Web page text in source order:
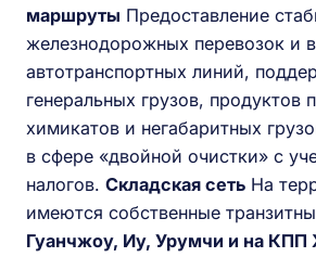
маршруты Предоставление
железнодорожных перевозок и
автотранспортных линий,
генеральных грузов, продуктов
химикатов и негабаритных
в сфере «двойной очистки» с
налогов. Складская сеть На
имеются собственные
Гуанчжоу, Иу, Урумчи и на КПП